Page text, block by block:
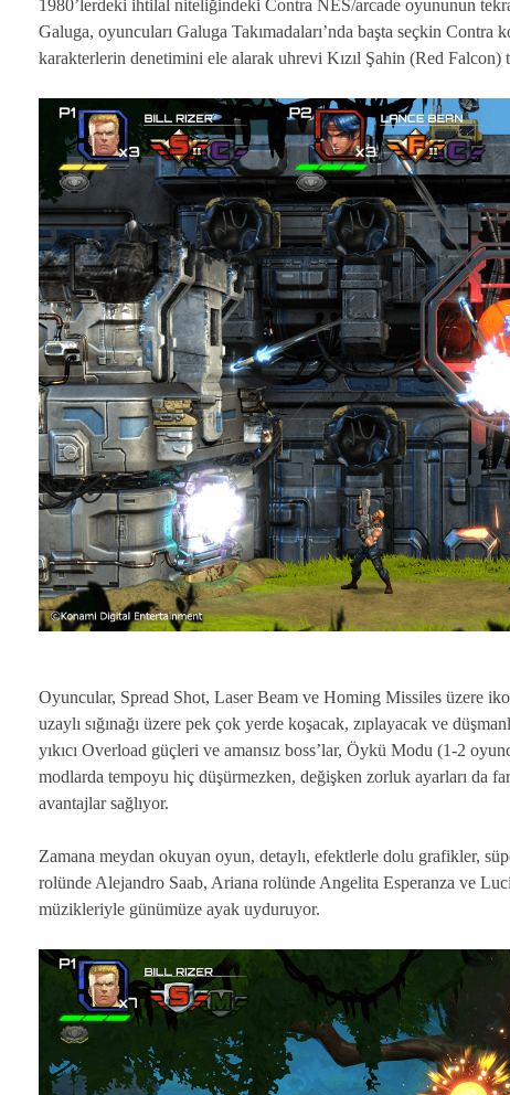
1980’lerdeki ihtilal niteliğindeki Contra NES/arcade oyununun
Galuga, oyuncuları Galuga Takımadaları’nda başta seçkin
karakterlerin denetimini ele alarak uhrevi Kızıl Şahin (Red Falcon)
Oyuncular, Spread Shot, Laser Beam ve Homing Missiles üzere
uzaylı sığınağı üzere pek çok yerde koşacak, zıplayacak ve
yıkıcı Overload güçleri ve amansız boss’lar, Öykü Modu (1-2
modlarda tempoyu hiç düşürmezken, değişken zorluk ayarları da
avantajlar sağlıyor.
Zamana meydan okuyan oyun, detaylı, efektlerle dolu grafikler,
rolünde Alejandro Saab, Ariana rolünde Angelita Esperanza ve
müzikleriyle günümüze ayak uyduruyor.